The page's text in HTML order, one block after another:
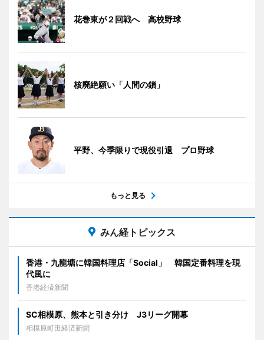
花巻東が２回戦へ 高校野球
核廃絶願い「人間の鎖」
平野、今季限りで現役引退 プロ野球
もっと見る
みん経トピックス
香港・九龍塘に韓国料理店「Social」 韓国定番料理を現
代風に
香港経済新聞
SC相模原、熊本と引き分け J3リーグ開幕
相模原町田経済新聞